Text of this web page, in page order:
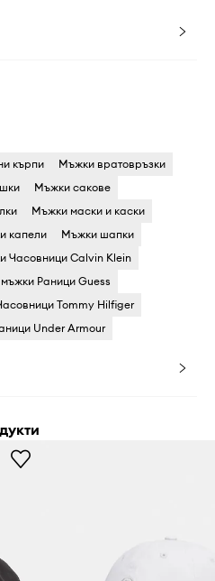
кърпи
Мъжки вратовръзки
Мъжки сакове
Мъжки маски и каски
капели
Мъжки шапки
Часовници Calvin Klein
мъжки Раници Guess
Tommy Hilfiger
Under Armour